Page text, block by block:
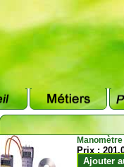
Prix :
Ajouter